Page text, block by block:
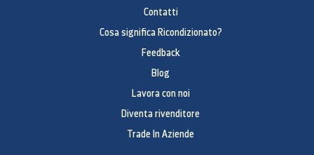
Contatti
Cosa significa Ricondizionato?
Feedback
Blog
Lavora con noi
Diventa rivenditore
Trade In Aziende